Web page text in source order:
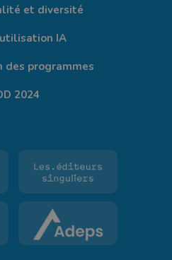
et diversité
IA
des programmes
2024